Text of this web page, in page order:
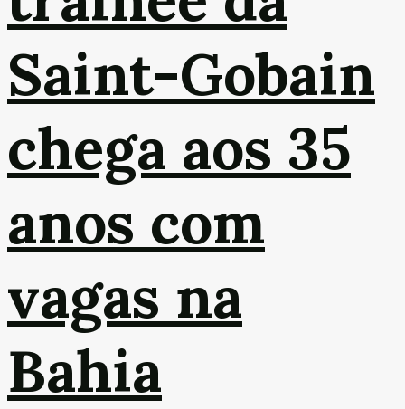
Saint-Gobain
chega aos 35
anos com
vagas na
Bahia